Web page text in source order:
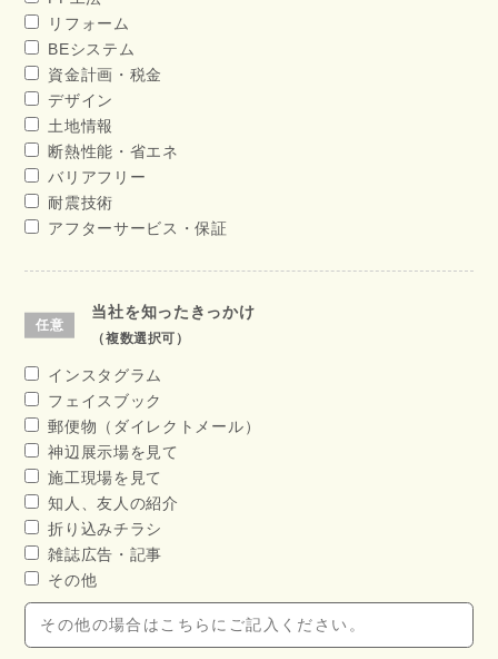
リフォーム
BEシステム
資金計画・税金
デザイン
土地情報
断熱性能・省エネ
バリアフリー
耐震技術
アフターサービス・保証
当社を知ったきっかけ
（複数選択可）
インスタグラム
フェイスブック
郵便物（ダイレクトメール）
神辺展示場を見て
施工現場を見て
知人、友人の紹介
折り込みチラシ
雑誌広告・記事
その他